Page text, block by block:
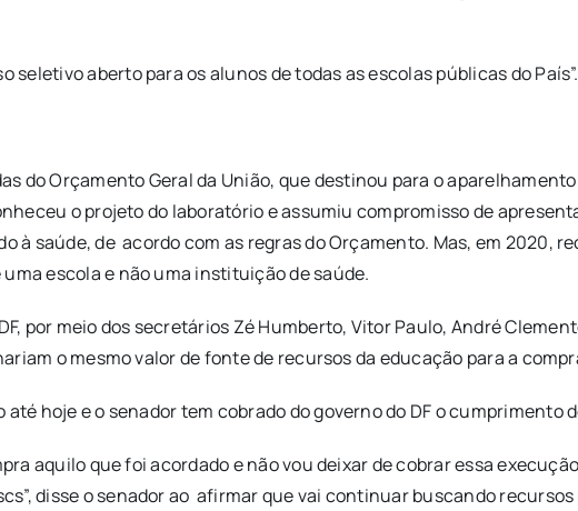
seletivo aberto para os alunos de todas as escolas públicas do País”.
do Orçamento Geral da União, que destinou para o
o projeto do laboratório e assumiu compromisso de
à saúde, de acordo com as regras do Orçamento. Mas, em 2020,
escola e não uma instituição de saúde.
por meio dos secretários Zé Humberto, Vitor Paulo, André
o mesmo valor de fonte de recursos da educação para a
hoje e o senador tem cobrado do governo do DF o cumprimento
aquilo que foi acordado e não vou deixar de cobrar essa
disse o senador ao afirmar que vai continuar buscando